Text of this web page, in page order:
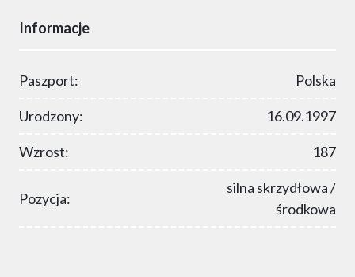
Informacje
Paszport: Polska
Urodzony: 16.09.1997
Wzrost: 187
Pozycja:
silna skrzydłowa /
środkowa